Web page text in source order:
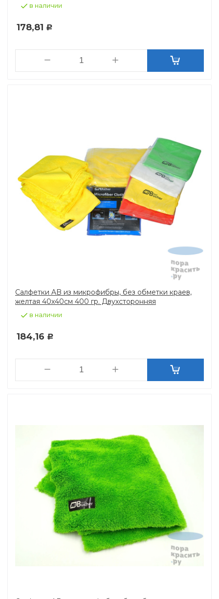
в наличии
178,81 Р
Салфетки AB из микрофибры, без обметки краев,
желтая 40х40см 400 гр. Двухсторонняя
в наличии
184,16 Р